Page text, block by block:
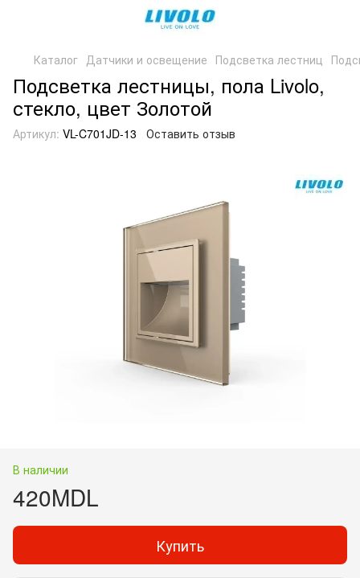
Каталог Датчики и освещение Подсветка лестниц
Подсветка лестницы, пола Livolo,
стекло, цвет Золотой
Артикул: VL-C701JD-13 Оставить отзыв
В наличии
420MDL
Купить